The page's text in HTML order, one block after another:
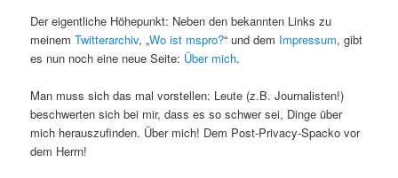
Der eigentliche Höhepunkt: Neben den bekannten Links zu
meinemTwitterarchiv, „Wo ist mspro?“ und dem Impressum, gibt
es nun noch eine neue Seite: Über mich.
Man muss sich das mal vorstellen: Leute (z.B. Journalisten!)
beschwerten sich bei mir, dass es so schwer sei, Dinge über
mich herauszufinden. Über mich! Dem Post-Privacy-Spacko vor
dem Herrn!